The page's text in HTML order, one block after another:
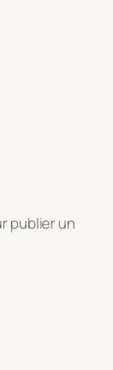
publier un